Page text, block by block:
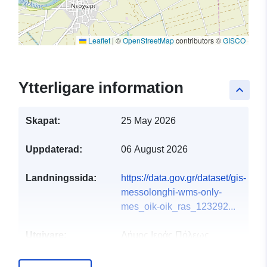
Leaflet |©OpenStreetMapcontributors ©GISCO
keyboard_arrow_up
Ytterligare information
Skapat: 25 May 2026
Uppdaterad: 06 August 2026
Landningssida:
https://data.gov.gr/dataset/gis-
messolonghi-wms-only-
mes_oik-oik_ras_123292...
Utgivare:
Δήμος Ιεράς Πόλεως